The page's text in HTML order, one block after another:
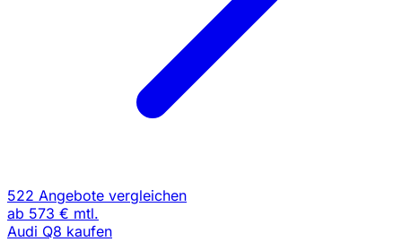
522 Angebote vergleichen
ab 573 € mtl.
Audi Q8 kaufen